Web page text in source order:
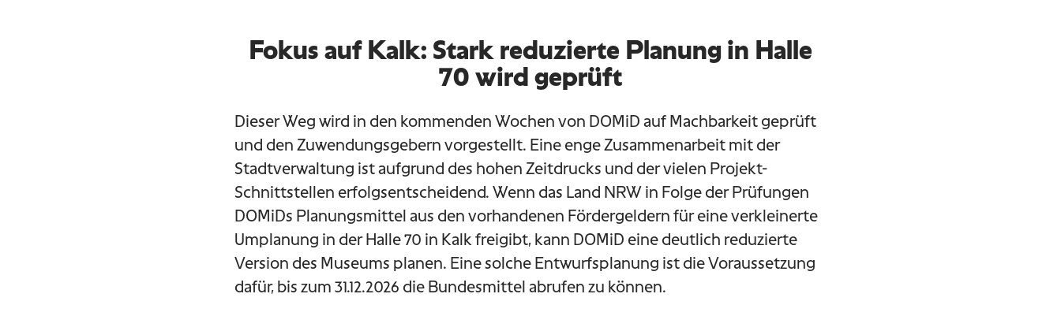
Fokus auf Kalk: Stark reduzierte Planung in Halle
70 wird geprüft
Dieser Weg wird in den kommenden Wochen von DOMiD auf Machbarkeit geprüft
und den Zuwendungsgebern vorgestellt. Eine enge Zusammenarbeit mit der
Stadtverwaltung ist aufgrund des hohen Zeitdrucks und der vielen Projekt-
Schnittstellen erfolgsentscheidend. Wenn das Land NRW in Folge der Prüfungen
DOMiDs Planungsmittel aus den vorhandenen Fördergeldern für eine verkleinerte
Umplanung in der Halle 70 in Kalk freigibt, kann DOMiD eine deutlich reduzierte
Version des Museums planen. Eine solche Entwurfsplanung ist die Voraussetzung
dafür, bis zum 31.12.2026 die Bundesmittel abrufen zu können.